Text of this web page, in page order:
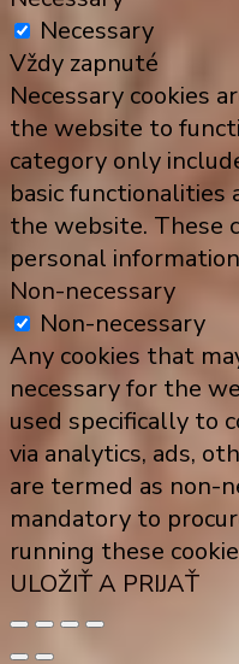
Necessary
Vždy zapnuté
Necessary cookies
the website to
category only
basic functionalities
the website. These
personal
Non-necessary
Non-necessary
Any cookies that
necessary for the
used specifically to
via analytics, ads,
are termed as non-
mandatory to
running these
ULOŽIŤ A PRIJAŤ